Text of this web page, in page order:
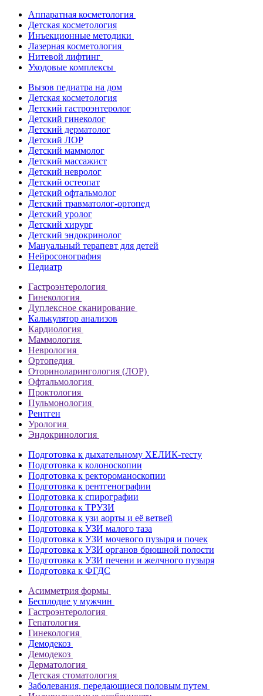
Аппаратная косметология
Детская косметология
Инъекционные методики
Лазерная косметология
Нитевой лифтинг
Уходовые комплексы
Вызов педиатра на дом
Детская косметология
Детский гастроэнтеролог
Детский гинеколог
Детский дерматолог
Детский ЛОР
Детский маммолог
Детский массажист
Детский невролог
Детский остеопат
Детский офтальмолог
Детский травматолог-ортопед
Детский уролог
Детский хирург
Детский эндокринолог
Мануальный терапевт для детей
Нейросонография
Педиатр
Гастроэнтерология
Гинекология
Дуплексное сканирование
Калькулятор анализов
Кардиология
Маммология
Неврология
Ортопедия
Оториноларингология (ЛОР)
Офтальмология
Проктология
Пульмонология
Рентген
Урология
Эндокринология
Подготовка к дыхательному ХЕЛИК-тесту
Подготовка к колоноскопии
Подготовка к ректороманоскопии
Подготовка к рентгенографии
Подготовка к спирографии
Подготовка к ТРУЗИ
Подготовка к узи аорты и её ветвей
Подготовка к УЗИ малого таза
Подготовка к УЗИ мочевого пузыря и почек
Подготовка к УЗИ органов брюшной полости
Подготовка к УЗИ печени и желчного пузыря
Подготовка к ФГДС
Асимметрия формы
Бесплодие у мужчин
Гастроэнтерология
Гепатология
Гинекология
Демодекоз
Демодекоз
Дерматология
Детская стоматология
Заболевания, передающиеся половым путем